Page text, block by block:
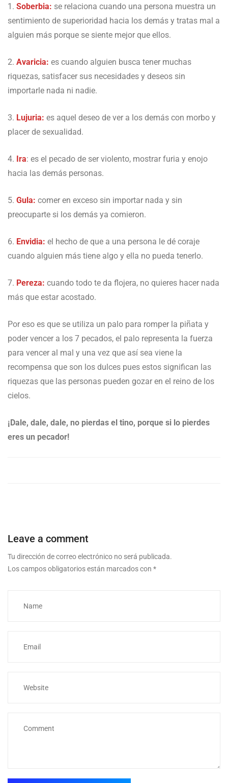
1. Soberbia: se relaciona cuando una persona muestra un
sentimiento de superioridad hacia los demás y tratas mal a
alguien más porque se siente mejor que ellos.
2. Avaricia: es cuando alguien busca tener muchas
riquezas, satisfacer sus necesidades y deseos sin
importarle nada ni nadie.
3. Lujuria: es aquel deseo de ver a los demás con morbo y
placer de sexualidad.
4. Ira: es el pecado de ser violento, mostrar furia y enojo
hacia las demás personas.
5. Gula: comer en exceso sin importar nada y sin
preocuparte si los demás ya comieron.
6. Envidia: el hecho de que a una persona le dé coraje
cuando alguien más tiene algo y ella no pueda tenerlo.
7. Pereza: cuando todo te da flojera, no quieres hacer nada
más que estar acostado.
Por eso es que se utiliza un palo para romper la piñata y
poder vencer a los 7 pecados, el palo representa la fuerza
para vencer al mal y una vez que así sea viene la
recompensa que son los dulces pues estos significan las
riquezas que las personas pueden gozar en el reino de los
cielos.
¡Dale, dale, dale, no pierdas el tino, porque si lo pierdes
eres un pecador!
Leave a comment
Tu dirección de correo electrónico no será publicada.
Los campos obligatorios están marcados con *